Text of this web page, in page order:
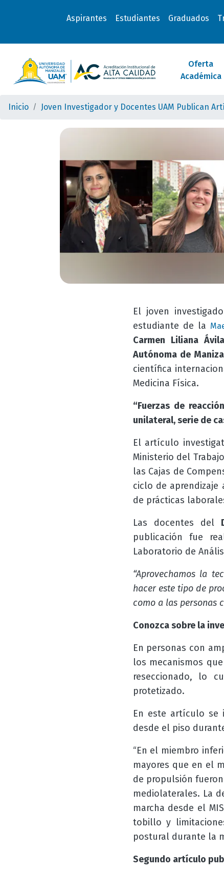
Aspirantes Estudiantes Graduados
Oferta
Académica
Inicio Joven Investigador y Docentes UAM Publican
El joven
estudiante de la
Carmen Liliana
Autónoma de
científica
Medicina Física.
“Fuerzas de
unilateral, serie de
El artículo
Ministerio del
las Cajas de
ciclo de
de prácticas
Las docentes del
publicación fue
Laboratorio de
“Aprovechamos la
hacer este tipo de
como a las personas
Conozca sobre la
En personas con
los mecanismos
reseccionado, lo
protetizado.
En este artículo se
desde el piso
“En el miembro
mayores que en el
de propulsión
mediolaterales. La
marcha desde el
tobillo y
postural durante la
Segundo artículo